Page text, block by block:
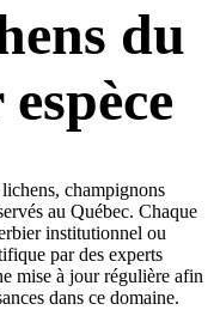
du
champignons
au Québec. Chaque
institutionnel ou
par des experts
mise à jour régulière afin
dans ce domaine.